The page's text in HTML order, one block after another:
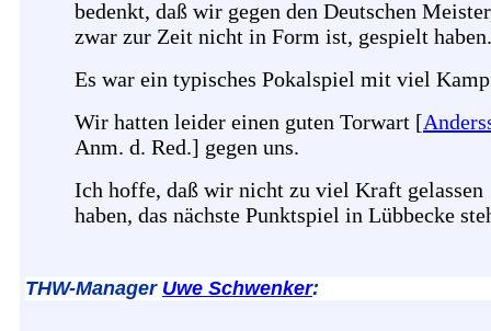
bedenkt, daß wir gegen den Deutschen
zwar zur Zeit nicht in Form ist, gespielt haben.
Es war ein typisches Pokalspiel mit viel
Wir hatten leider einen guten Torwart [
Anm. d. Red.] gegen uns.
Ich hoffe, daß wir nicht zu viel Kraft gelassen
haben, das nächste Punktspiel in Lübbecke
THW-Manager Uwe Schwenker: